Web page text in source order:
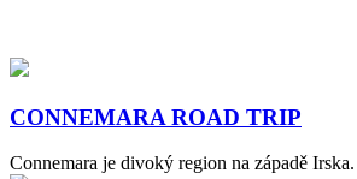
CONNEMARA ROAD TRIP
Connemara je divoký region na západě